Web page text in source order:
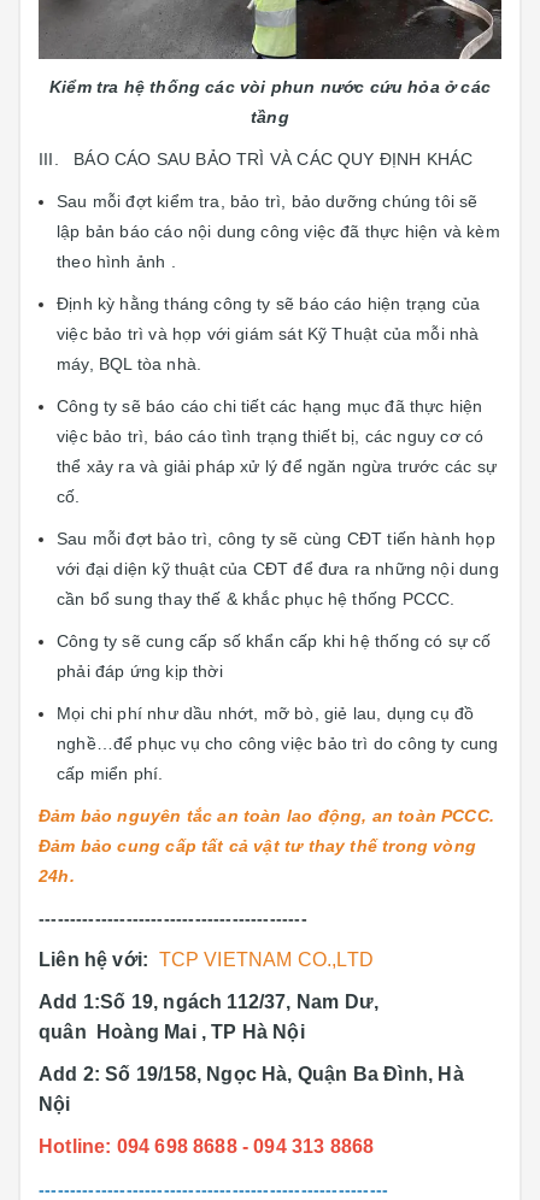
Kiểm tra hệ thống các vòi phun nước cứu hỏa ở các
tầng
III. BÁO CÁO SAU BẢO TRÌ VÀ CÁC QUY ĐỊNH KHÁC
Sau mỗi đợt kiểm tra, bảo trì, bảo dưỡng chúng tôi sẽ
lập bản báo cáo nội dung công việc đã thực hiện và kèm
theo hình ảnh .
Định kỳ hằng tháng công ty sẽ báo cáo hiện trạng của
việc bảo trì và họp với giám sát Kỹ Thuật của mỗi nhà
máy, BQL tòa nhà.
Công ty sẽ báo cáo chi tiết các hạng mục đã thực hiện
việc bảo trì, báo cáo tình trạng thiết bị, các nguy cơ có
thể xảy ra và giải pháp xử lý để ngăn ngừa trước các sự
cố.
Sau mỗi đợt bảo trì, công ty sẽ cùng CĐT tiến hành họp
với đại diện kỹ thuật của CĐT để đưa ra những nội dung
cần bổ sung thay thế & khắc phục hệ thống PCCC.
Công ty sẽ cung cấp số khẩn cấp khi hệ thống có sự cố
phải đáp ứng kịp thời
Mọi chi phí như dầu nhớt, mỡ bò, giẻ lau, dụng cụ đồ
nghề…để phục vụ cho công việc bảo trì do công ty cung
cấp miển phí.
Đảm bảo nguyên tắc an toàn lao động, an toàn PCCC.
Đảm bảo cung cấp tất cả vật tư thay thế trong vòng
24h.
-------------------------------------------
Liên hệ với: TCP VIETNAM CO.,LTD
Add 1:Số 19, ngách 112/37, Nam Dư,
quân Hoàng Mai , TP Hà Nội
Add 2: Số 19/158, Ngọc Hà, Quận Ba Đình, Hà
Nội
Hotline: 094 698 8688 - 094 313 8868
--------------------------------------------------------